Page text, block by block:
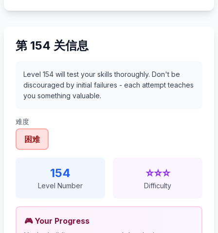
第 154 关信息
Level 154 will test your skills thoroughly. Don't be
discouraged by initial failures - each attempt teaches
you something valuable.
难度
困难
154
Level Number
⭐⭐⭐
Difficulty
🎮 Your Progress